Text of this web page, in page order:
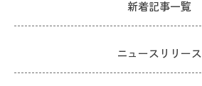
新着記事一覧
ニュースリリース